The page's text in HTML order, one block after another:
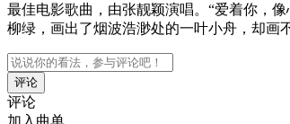
最佳电影歌曲，由张靓颖演唱。“爱着你，
柳绿，画出了烟波浩渺处的一叶小舟，却画
评论
加入曲单